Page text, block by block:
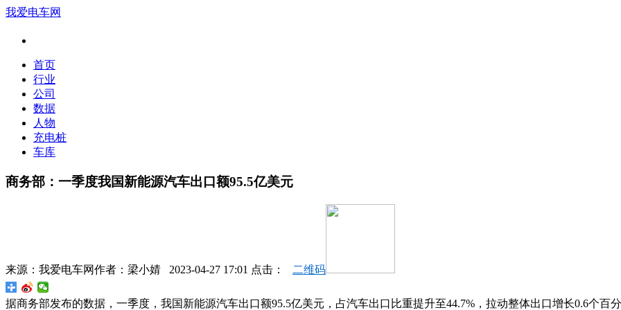
我爱电车网
首页
行业
公司
数据
人物
充电桩
车库
商务部：一季度我国新能源汽车出口额95.5亿美元
来源： 我爱电车网作者： 梁小婧 2023-04-27 17:01 点击： 二维码
据商务部发布的数据，一季度，我国新能源汽车出口额95.5亿美元，占汽车出口比重提升至44.7%，拉动整体出口增长0.6个百